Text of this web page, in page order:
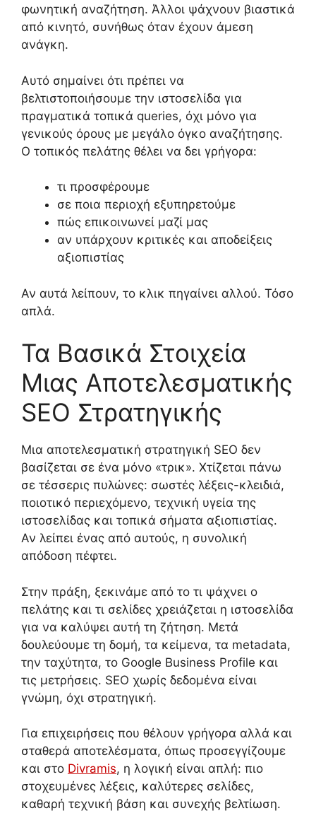
φωνητική αναζήτηση. Άλλοι ψάχνουν βιαστικά
από κινητό, συνήθως όταν έχουν άμεση
ανάγκη.
Αυτό σημαίνει ότι πρέπει να
βελτιστοποιήσουμε την ιστοσελίδα για
πραγματικά τοπικά queries, όχι μόνο για
γενικούς όρους με μεγάλο όγκο αναζήτησης.
Ο τοπικός πελάτης θέλει να δει γρήγορα:
τι προσφέρουμε
σε ποια περιοχή εξυπηρετούμε
πώς επικοινωνεί μαζί μας
αν υπάρχoυν κριτικές και αποδείξεις
αξιοπιστίας
Αν αυτά λείπουν, το κλικ πηγαίνει αλλού. Τόσο
απλά.
Τα Βασικά Στοιχεία
Μιας Αποτελεσματικής
SEO Στρατηγικής
Μια αποτελεσματική στρατηγική SEO δεν
βασίζεται σε ένα μόνο «τρικ». Χτίζεται πάνω
σε τέσσερις πυλώνες: σωστές λέξεις-κλειδιά,
ποιοτικό περιεχόμενο, τεχνική υγεία της
ιστοσελίδας και τοπικά σήματα αξιοπιστίας.
Αν λείπει ένας από αυτούς, η συνολική
απόδοση πέφτει.
Στην πράξη, ξεκινάμε από το τι ψάχνει ο
πελάτης και τι σελίδες χρειάζεται η ιστοσελίδα
για να καλύψει αυτή τη ζήτηση. Μετά
δουλεύουμε τη δομή, τα κείμενα, τα metadata,
την ταχύτητα, το Google Business Profile και
τις μετρήσεις. SEO χωρίς δεδομένα είναι
γνώμη, όχι στρατηγική.
Για επιχειρήσεις που θέλουν γρήγορα αλλά και
σταθερά αποτελέσματα, όπως προσεγγίζουμε
και στο Divramis, η λογική είναι απλή: πιο
στοχευμένες λέξεις, καλύτερες σελίδες,
καθαρή τεχνική βάση και συνεχής βελτίωση.